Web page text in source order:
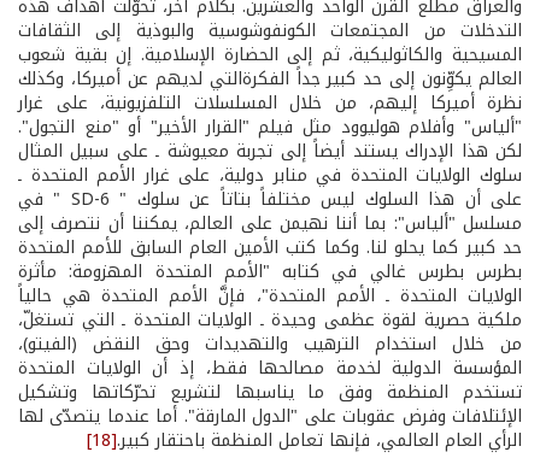
التدخلات من المجتمعات الكونفوشوسية والبوذية إلى الثقافات
المسيحية والكاثوليكية، ثم إلى الحضارة الإسلامية. إن بقية شعوب
العالم يكوِّنون إلى حد كبير جداً الفكرةالتي لديهم عن أميركا، وكذلك
نظرة أميركا إليهم، من خلال المسلسلات التلفزيونية، على غرار
"ألياس" وأفلام هوليوود مثل فيلم "القرار الأخير" أو "منع التجول".
لكن هذا الإدراك يستند أيضاً إلى تجربة معيوشة ـ على سبيل المثال
سلوك الولايات المتحدة في منابر دولية، على غرار الأمم المتحدة ـ
على أن هذا السلوك ليس مختلفاً بتاتاً عن سلوك " SD-6 " في
مسلسل "ألياس": بما أننا نهيمن على العالم، يمكننا أن نتصرف إلى
حد كبير كما يحلو لنا. وكما كتب الأمين العام السابق للأمم المتحدة
بطرس بطرس غالي في كتابه "الأمم المتحدة المهزومة: مأثرة
الولايات المتحدة ـ الأمم المتحدة"، فإنَّ الأمم المتحدة هي حالياً
ملكية حصرية لقوة عظمى وحيدة ـ الولايات المتحدة ـ التي تستغلّ،
من خلال استخدام الترهيب والتهديدات وحق النقض (الفيتو)،
المؤسسة الدولية لخدمة مصالحها فقط، إذ أن الولايات المتحدة
تستخدم المنظمة وفق ما يناسبها لتشريع تحرّكاتها وتشكيل
الإئتلافات وفرض عقوبات على "الدول المارقة". أما عندما يتصدّى لها
الرأي العام العالمي، فإنها تعامل المنظمة باحتقار كبير.[18]